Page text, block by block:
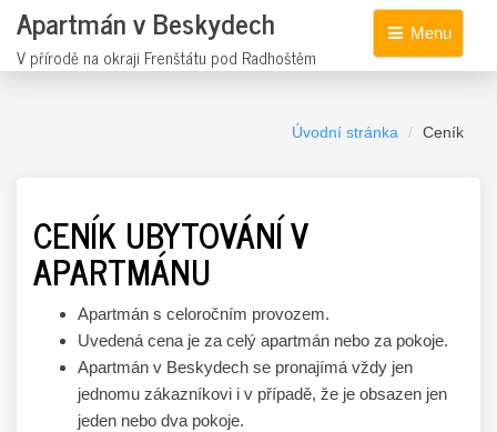
Menu
Apartmán v Beskydech
V přírodě na okraji Frenštátu pod Radhoštěm
Úvodní stránka Ceník
CENÍK UBYTOVÁNÍ V
APARTMÁNU
Apartmán s celoročním provozem.
Uvedená cena je za celý apartmán nebo za pokoje.
Apartmán v Beskydech se pronajímá vždy jen
jednomu zákazníkovi i v případě, že je obsazen jen
jeden nebo dva pokoje.